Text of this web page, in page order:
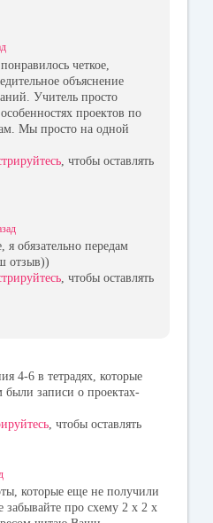
четкое,
объяснение
Учитель просто
проектов по
Мы просто на одной
, чтобы оставлять
я обязательно передам
отзыв))
, чтобы оставлять
4-6 в тетрадях, которые
записи о проектах-
, чтобы оставлять
которые еще не получили
про схему 2 х 2 х